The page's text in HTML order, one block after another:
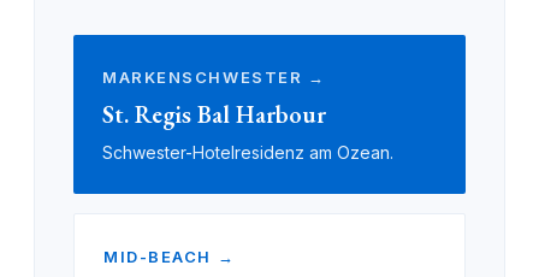
MARKENSCHWESTER →
St. Regis Bal Harbour
Schwester-Hotelresidenz am Ozean.
MID-BEACH →